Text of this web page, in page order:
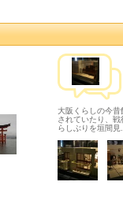
大阪くらしの今
されていたり、
らしぶりを垣間見